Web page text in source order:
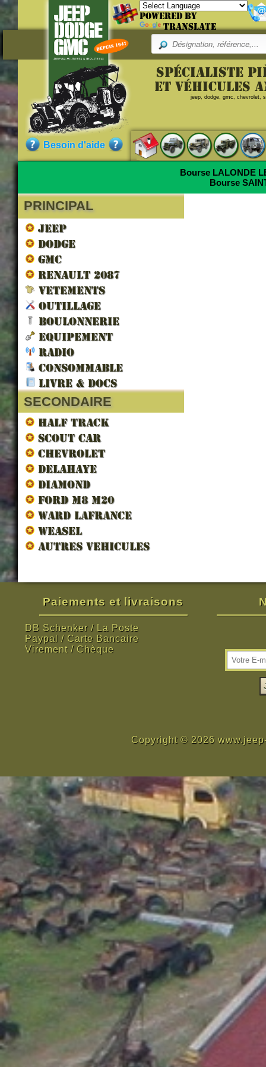
Powered by
Translate
Besoin d'aide
Spécialiste
et véhicules
jeep, dodge, gmc, chevrolet,
Bourse LALONDE
Bourse
PRINCIPAL
JEEP
DODGE
GMC
RENAULT 2087
VETEMENTS
OUTILLAGE
BOULONNERIE
EQUIPEMENT
RADIO
CONSOMMABLE
LIVRE & DOCS
SECONDAIRE
HALF TRACK
SCOUT CAR
CHEVROLET
DELAHAYE
DIAMOND
FORD M8 M20
WARD LAFRANCE
WEASEL
AUTRES VEHICULES
Paiements et livraisons
DB Schenker / La Poste
Paypal / Carte Bancaire
Virement / Chèque
Copyright © 2026